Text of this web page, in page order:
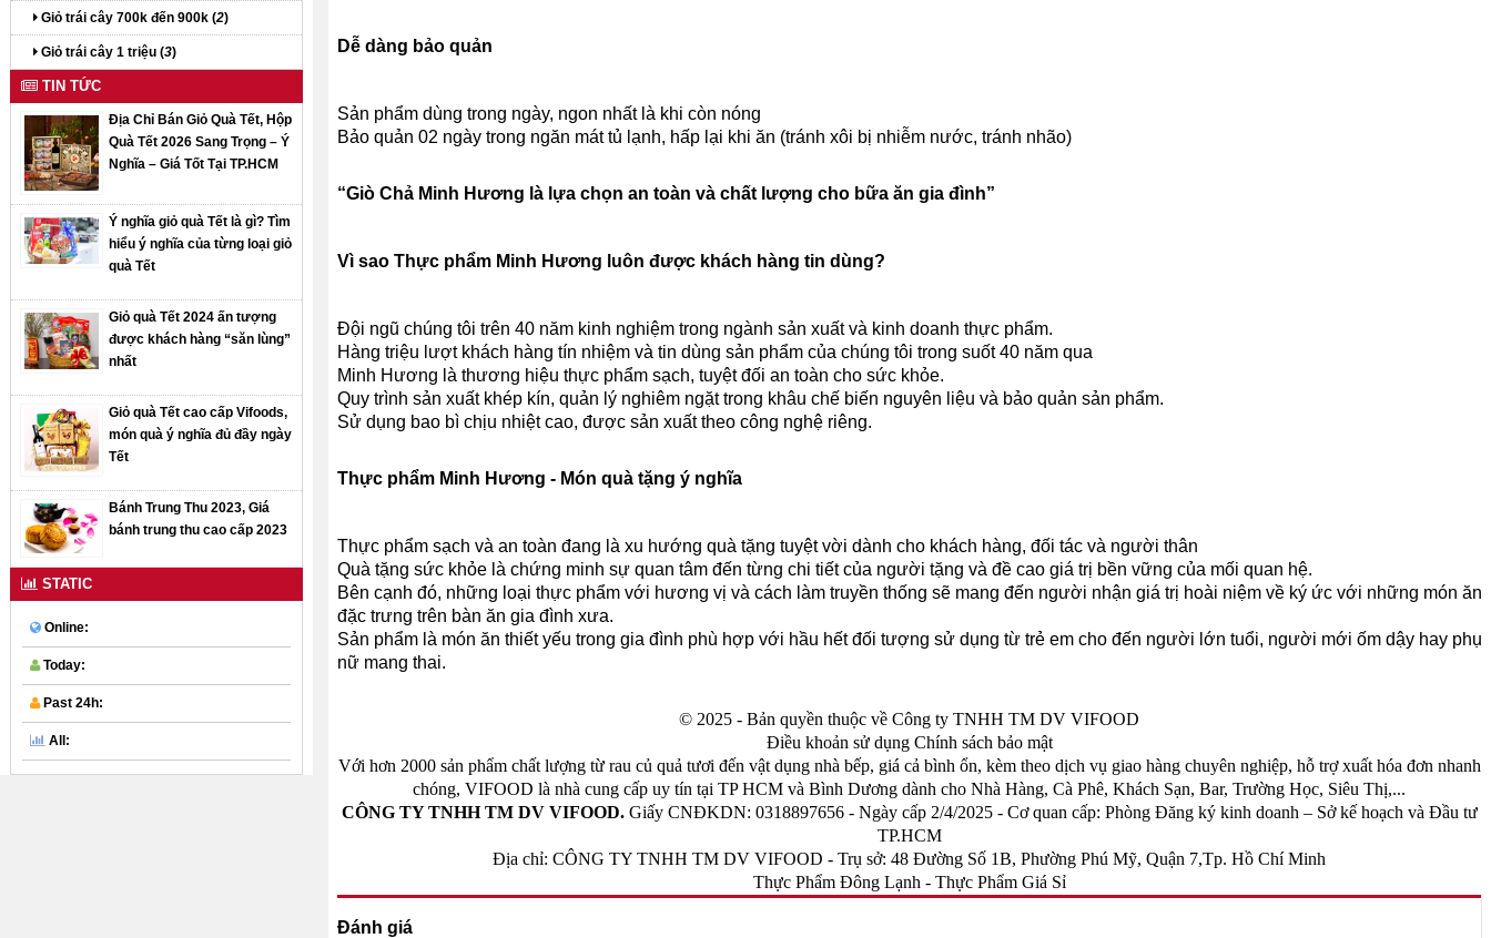
Dễ dàng bảo quản
Sản phẩm dùng trong ngày, ngon nhất là khi còn nóng
Bảo quản 02 ngày trong ngăn mát tủ lạnh, hấp lại khi ăn (tránh xôi bị nhiễm nước, tránh nhão)
“Giò Chả Minh Hương là lựa chọn an toàn và chất lượng cho bữa ăn gia đình”
Vì sao Thực phẩm Minh Hương luôn được khách hàng tin dùng?
Đội ngũ chúng tôi trên 40 năm kinh nghiệm trong ngành sản xuất và kinh doanh thực phẩm.
Hàng triệu lượt khách hàng tín nhiệm và tin dùng sản phẩm của chúng tôi trong suốt 40 năm qua
Minh Hương là thương hiệu thực phẩm sạch, tuyệt đối an toàn cho sức khỏe.
Quy trình sản xuất khép kín, quản lý nghiêm ngặt trong khâu chế biến nguyên liệu và bảo quản sản phẩm.
Sử dụng bao bì chịu nhiệt cao, được sản xuất theo công nghệ riêng.
Thực phẩm Minh Hương - Món quà tặng ý nghĩa
Thực phẩm sạch và an toàn đang là xu hướng quà tặng tuyệt vời dành cho khách hàng, đối tác và người thân
Quà tặng sức khỏe là chứng minh sự quan tâm đến từng chi tiết của người tặng và đề cao giá trị bền vững của mối quan hệ.
Bên cạnh đó, những loại thực phẩm với hương vị và cách làm truyền thống sẽ mang đến người nhận giá trị hoài niệm về ký ức với những món ăn
đặc trưng trên bàn ăn gia đình xưa.
Sản phẩm là món ăn thiết yếu trong gia đình phù hợp với hầu hết đối tượng sử dụng từ trẻ em cho đến người lớn tuổi, người mới ốm dậy hay phụ
nữ mang thai.
© 2025 - Bản quyền thuộc về Công ty TNHH TM DV VIFOOD
Điều khoản sử dụng Chính sách bảo mật
Với hơn 2000 sản phẩm chất lượng từ rau củ quả tươi đến vật dụng nhà bếp, giá cả bình ổn, kèm theo dịch vụ giao hàng chuyên nghiệp, hỗ trợ xuất hóa đơn nhanh
chóng, VIFOOD là nhà cung cấp uy tín tại TP HCM và Bình Dương dành cho Nhà Hàng, Cà Phê, Khách Sạn, Bar, Trường Học, Siêu Thị,...
CÔNG TY TNHH TM DV VIFOOD.Giấy CNĐKDN: 0318897656 - Ngày cấp 2/4/2025 - Cơ quan cấp: Phòng Đăng ký kinh doanh – Sở kế hoạch và Đầu tư
TP.HCM
Địa chỉ: CÔNG TY TNHH TM DV VIFOOD - Trụ sở: 48 Đường Số 1B, Phường Phú Mỹ, Quận 7,Tp. Hồ Chí Minh
Thực Phẩm Đông Lạnh - Thực Phẩm Giá Sỉ
Đánh giá
Giỏ trái cây 700k đến 900k (2)
Giỏ trái cây 1 triệu (3)
TIN TỨC
Địa Chỉ Bán Giỏ Quà Tết, Hộp
Quà Tết 2026 Sang Trọng – Ý
Nghĩa – Giá Tốt Tại TP.HCM
Ý nghĩa giỏ quà Tết là gì? Tìm
hiểu ý nghĩa của từng loại giỏ
quà Tết
Giỏ quà Tết 2024 ấn tượng
được khách hàng “săn lùng”
nhất
Giỏ quà Tết cao cấp Vifoods,
món quà ý nghĩa đủ đầy ngày
Tết
Bánh Trung Thu 2023, Giá
bánh trung thu cao cấp 2023
STATIC
Online:
Today:
Past 24h:
All: